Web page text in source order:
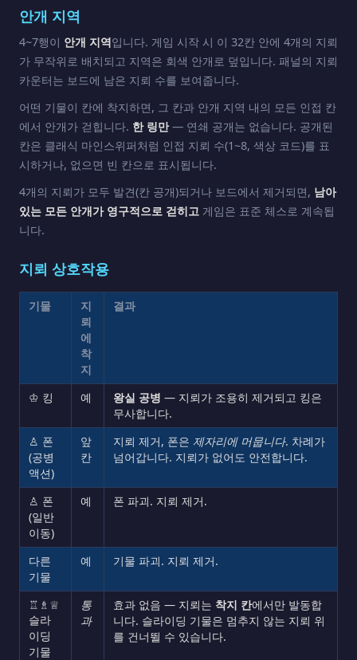
안개 지역
4~7행이 안개 지역입니다. 게임 시작 시 이 32칸 안에 4개의 지뢰
가 무작위로 배치되고 지역은 회색 안개로 덮입니다. 패널의 지뢰
카운터는 보드에 남은 지뢰 수를 보여줍니다.
어떤 기물이 칸에 착지하면, 그 칸과 안개 지역 내의 모든 인접 칸
에서 안개가 걷힙니다. 한 링만— 연쇄 공개는 없습니다. 공개된
칸은 클래식 마인스위퍼처럼 인접 지뢰 수(1~8, 색상 코드)를 표
시하거나, 없으면 빈 칸으로 표시됩니다.
4개의 지뢰가 모두 발견(칸 공개)되거나 보드에서 제거되면, 남아
있는 모든 안개가 영구적으로 걷히고 게임은 표준 체스로 계속됩
니다.
지뢰 상호작용
기물
지
뢰
에
착
지
결과
♔ 킹 예 왕실 공병 — 지뢰가 조용히 제거되고 킹은
무사합니다.
♙ 폰
(공병
액션)
앞
칸
지뢰 제거, 폰은제자리에 머뭅니다. 차례가
넘어갑니다. 지뢰가 없어도 안전합니다.
♙ 폰
(일반
이동)
예 폰 파괴. 지뢰 제거.
다른
기물
예 기물 파괴. 지뢰 제거.
♖♗♕
슬라
이딩
기물
통
과
효과 없음 — 지뢰는 착지 칸에서만 발동합
니다. 슬라이딩 기물은 멈추지 않는 지뢰 위
를 건너뛸 수 있습니다.